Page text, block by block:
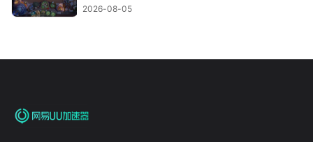
2026-08-05